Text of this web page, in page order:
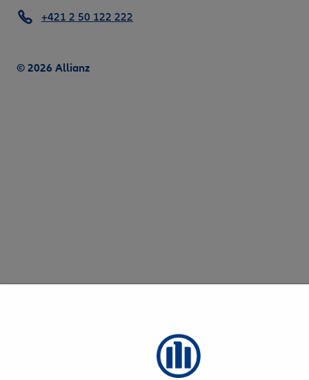
© 2026 Allianz
+421 2 50 122 222